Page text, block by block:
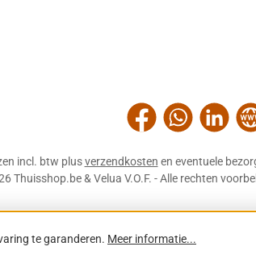
FacebookWhatsAppLinkedIn
incl. btw plusverzendkosten en eventuele
Thuisshop.be & Velua V.O.F. - Alle rechten
te garanderen. Meer informatie...